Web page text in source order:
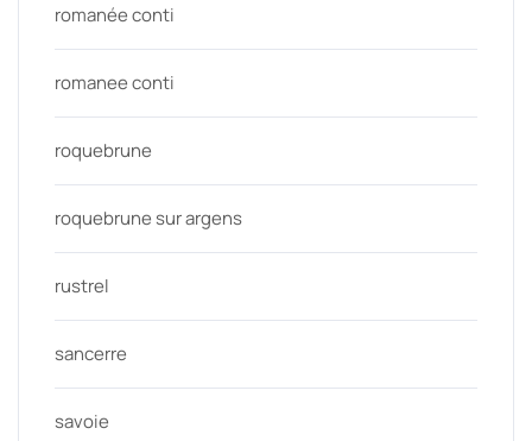
romanée conti
romanee conti
roquebrune
roquebrune sur argens
rustrel
sancerre
savoie